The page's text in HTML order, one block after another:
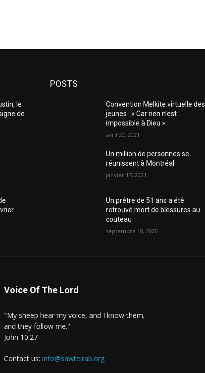
le
de
POSTS
Convention Melkite virtuelle des
jeunes : « Car rien n’est
impossible à Dieu »
avril 20, 2021
Un million de personnes se
réunissent à Montréal
janvier 17, 2021
Un prêtre de 51 ans a été
retrouvé mort de blessures au
couteau
septembre 18, 2020
Voice Of The Lord
"My sheep hear my voice, and I know them,
and they follow me."
John 10:27
Contact us: info@sawtelrab.org